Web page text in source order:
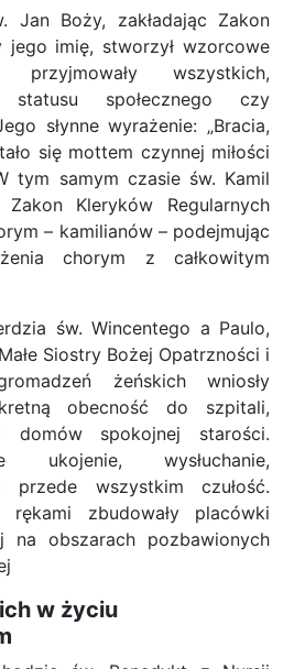
Jan Boży, zakładając Zakon
jego imię, stworzył wzorcowe
wszystkich,
społecznego czy
słynne wyrażenie: „Bracia,
się mottem czynnej miłości
tym samym czasie św. Kamil
Zakon Kleryków Regularnych
– kamilianów – podejmując
chorym z całkowitym
św. Wincentego a Paulo,
Siostry Bożej Opatrzności i
żeńskich wniosły
obecność do szpitali,
spokojnej starości.
ukojenie, wysłuchanie,
przede wszystkim czułość.
rękami zbudowały placówki
na obszarach pozbawionych
w życiu